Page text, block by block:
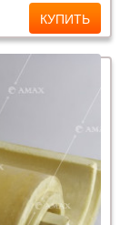
КУПИТЬ